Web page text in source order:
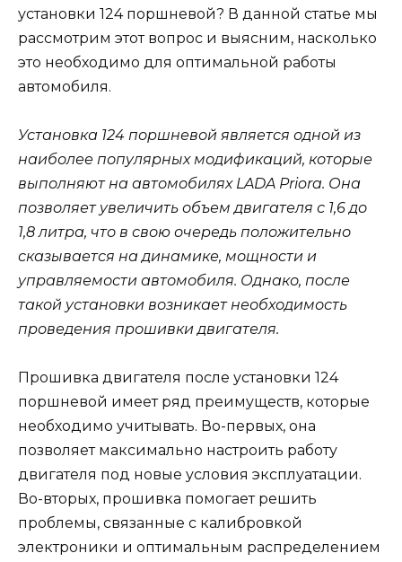
установки 124 поршневой? В данной статье мы
рассмотрим этот вопрос и выясним, насколько
это необходимо для оптимальной работы
автомобиля.
Установка 124 поршневой является одной из
наиболее популярных модификаций, которые
выполняют на автомобилях LADA Priora. Она
позволяет увеличить объем двигателя с 1,6 до
1,8 литра, что в свою очередь положительно
сказывается на динамике, мощности и
управляемости автомобиля. Однако, после
такой установки возникает необходимость
проведения прошивки двигателя.
Прошивка двигателя после установки 124
поршневой имеет ряд преимуществ, которые
необходимо учитывать. Во-первых, она
позволяет максимально настроить работу
двигателя под новые условия эксплуатации.
Во-вторых, прошивка помогает решить
проблемы, связанные с калибровкой
электроники и оптимальным распределением